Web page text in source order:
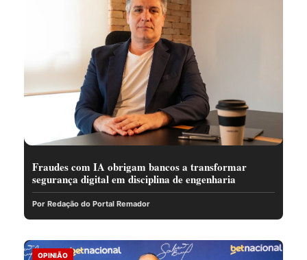
Fraudes com IA obrigam bancos a transformar
segurança digital em disciplina de engenharia
Por Redação do Portal Remador
OPINIÃO